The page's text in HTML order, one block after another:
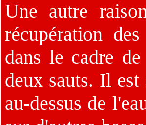
Une autre
récupération
dans le cadre
deux sauts. Il
au-dessus de